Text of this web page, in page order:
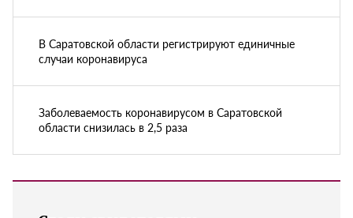
В Саратовской области регистрируют единичные
случаи коронавируса
Заболеваемость коронавирусом в Саратовской
области снизилась в 2,5 раза